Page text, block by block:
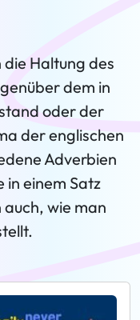
Haltung des
dem in
oder der
der englischen
Adverbien
in einem Satz
wie man